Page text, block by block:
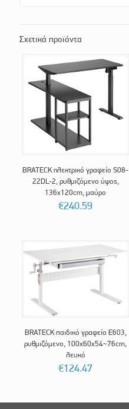
Σχετικά προϊόντα
BRATECK ηλεκτρικό γραφείο S08-
22DL-2, ρυθμιζόμενο ύψος,
136x120cm, μαύρο
€240.59
BRATECK παιδικό γραφείο E603,
ρυθμιζόμενο, 100x60x54~76cm,
λευκό
€124.47